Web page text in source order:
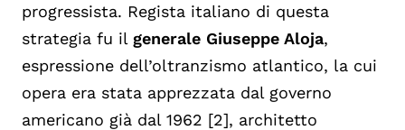
progressista. Regista italiano di questa
strategia fu il generale Giuseppe Aloja,
espressione dell’oltranzismo atlantico, la cui
opera era stata apprezzata dal governo
americano già dal 1962 [2], architetto